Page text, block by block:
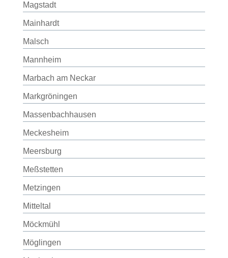
Magstadt
Mainhardt
Malsch
Mannheim
Marbach am Neckar
Markgröningen
Massenbachhausen
Meckesheim
Meersburg
Meßstetten
Metzingen
Mitteltal
Möckmühl
Möglingen